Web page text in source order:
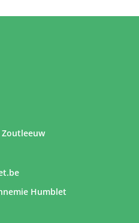
Zoutleeuw
Humblet